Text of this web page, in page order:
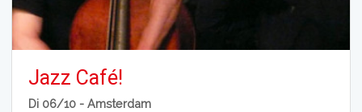
Jazz Café!
Di 06/10 -Amsterdam